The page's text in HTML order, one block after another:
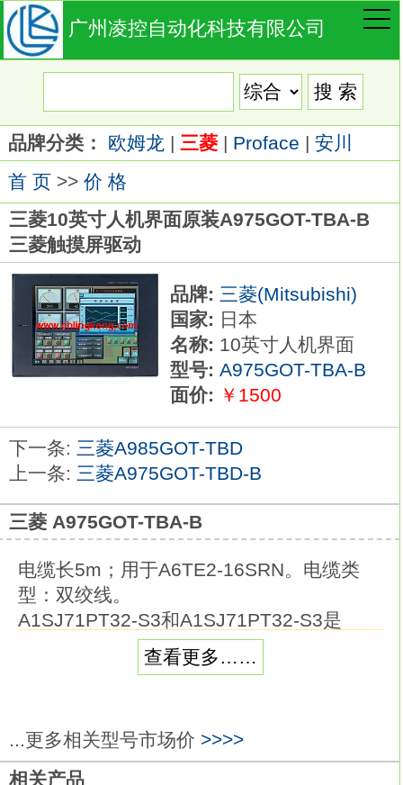
广州凌控自动化科技有限公司
品牌分类： 欧姆龙 | 三菱| Proface | 安川
首 页>> 价 格
三菱10英寸人机界面原装A975GOT-TBA-B
三菱触摸屏驱动
品牌: 三菱(Mitsubishi)
国家: 日本
名称: 10英寸人机界面
型号:A975GOT-TBA-B
面价: ￥1500
下一条: 三菱A985GOT-TBD
上一条: 三菱A975GOT-TBD-B
三菱 A975GOT-TBA-B
电缆长5m；用于A6TE2-16SRN。电缆类
型：双绞线。
A1SJ71PT32-S3和A1SJ71PT32-S3是
MELSECNET/MINI-S3的主控模块，
网络中主PLC最多可控制64个远程I/O模块
数据通信。
每个PLCCPU可使用多个主控模块，
查看更多……
...更多相关型号市场价 >>>>
相关产品